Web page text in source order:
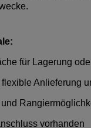
für Lagerung
Anlieferung
vorhanden